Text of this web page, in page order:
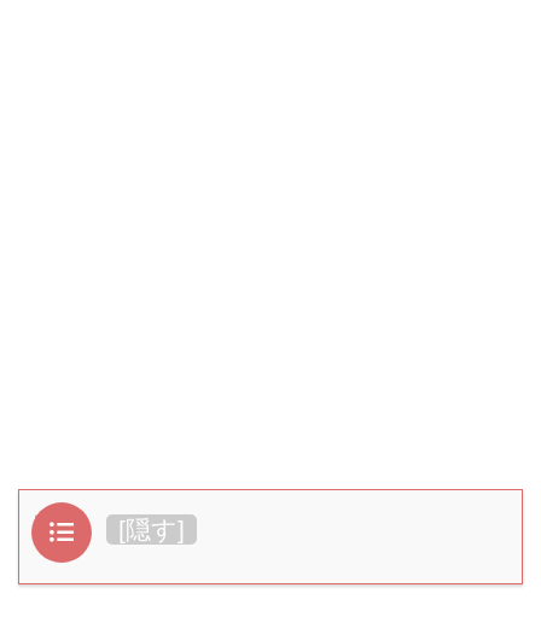
目次 [隠す]